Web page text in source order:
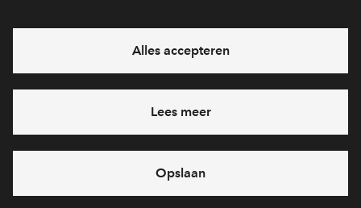
2021.pdf
Verkoopstuk
Toelichting Beperkte Garantie- en
eventuele projecten
Ja, ik wil mij aanmelden
Heb je een vraag en wil je direct antwoord? Bel ons op088 -
712 28 46
6 dagen per week beschikbaar (behalve tijdens
feestdagen)